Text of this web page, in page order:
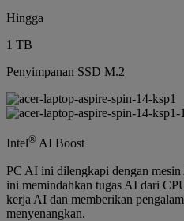
Hingga
1 TB
Penyimpanan SSD M.2
Intel® AI Boost
PC AI ini dilengkapi dengan
ini memindahkan tugas AI dari
kerja AI dan memberikan
menyenangkan.